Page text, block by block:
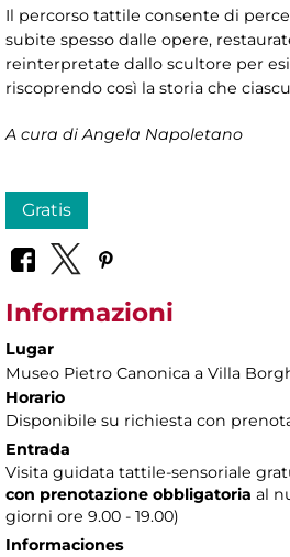
Il percorso tattile consente di
subite spesso dalle opere,
reinterpretate dallo scultore per
riscoprendo così la storia che
A cura di Angela Napoletano
Gratis
Informazioni
Lugar
Museo Pietro Canonica a Villa
Horario
Disponibile su richiesta con
Entrada
Visita guidata tattile-sensoriale
con prenotazione obbligatoria al
giorni ore 9.00 - 19.00)
Informaciones